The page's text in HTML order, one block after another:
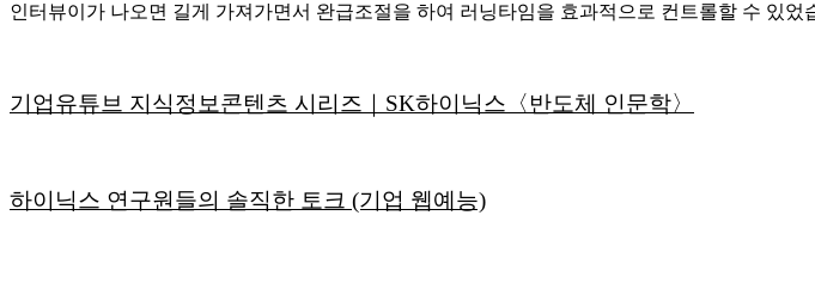
인터뷰이가 나오면 길게 가져가면서 완급조절을 하여 러닝타임을 효과적으로 컨트롤할 수 있었
기업유튜브 지식정보콘텐츠 시리즈｜SK하이닉스〈반도체 인문학〉
하이닉스 연구원들의 솔직한 토크 (기업 웹예능)